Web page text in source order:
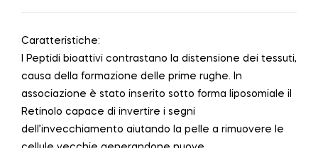
Caratteristiche:
I Peptidi bioattivi contrastano la distensione dei tessuti,
causa della formazione delle prime rughe. In
associazione è stato inserito sotto forma liposomiale il
Retinolo capace di invertire i segni
dell’invecchiamento aiutando la pelle a rimuovere le